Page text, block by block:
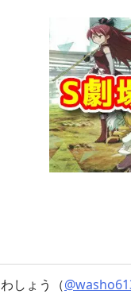
わしょう（